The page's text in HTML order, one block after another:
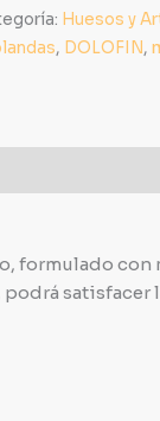
Huesos y
, DOLOFIN,
formulado con
satisfacer